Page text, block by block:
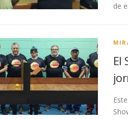
de
El